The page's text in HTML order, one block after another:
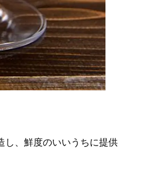
し、鮮度のいいうちに提供